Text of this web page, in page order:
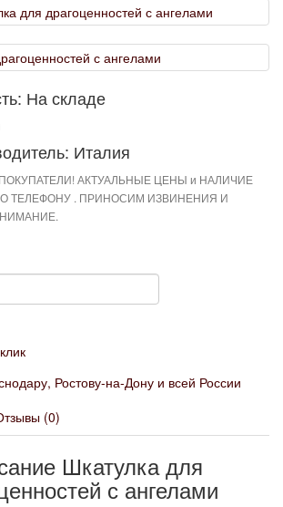
На складе
Италия
АКТУАЛЬНЫЕ ЦЕНЫ и НАЛИЧИЕ
ТЕЛЕФОНУ . ПРИНОСИМ ИЗВИНЕНИЯ И
Ростову-на-Дону и всей России
(0)
Шкатулка для
с ангелами